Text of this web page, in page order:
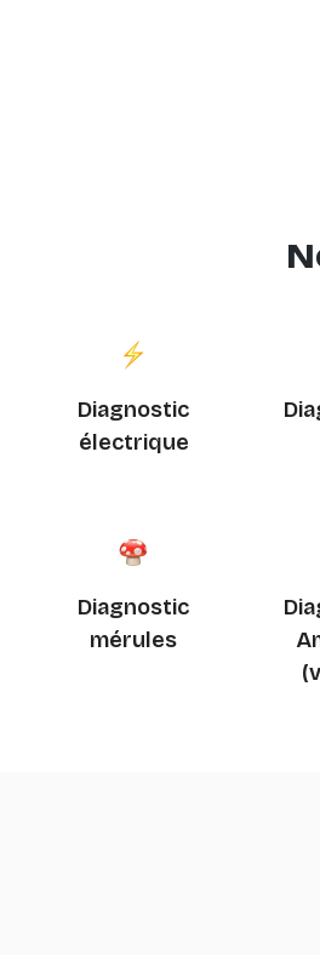
Diagnostic
électrique
Diagnostic
mérules